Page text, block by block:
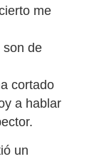
me
son de
cortado
a hablar
un